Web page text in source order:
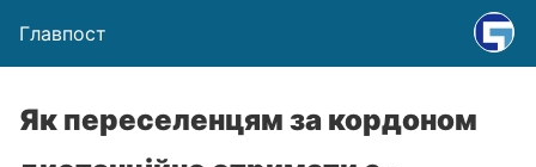
Главпост
Як переселенцям за кордоном